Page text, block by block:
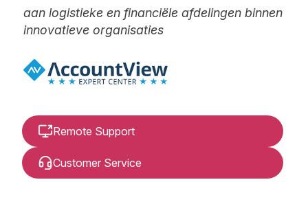
aan logistieke en financiële afdelingen binnen
innovatieve organisaties
Remote Support
Customer Service